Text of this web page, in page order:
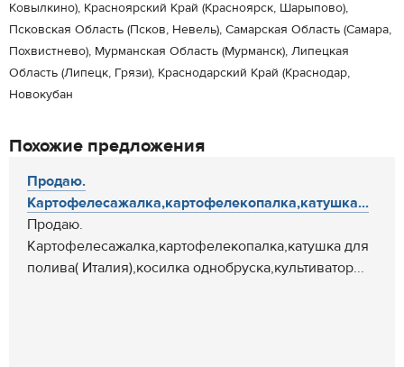
Ковылкино), Красноярский Край (Красноярск, Шарыпово),
Псковская Область (Псков, Невель), Самарская Область (Самара,
Похвистнево), Мурманская Область (Мурманск), Липецкая
Область (Липецк, Грязи), Краснодарский Край (Краснодар,
Новокубан
Похожие предложения
Продаю.
Картофелесажалка,картофелекопалка,катушка...
Продаю.
Картофелесажалка,картофелекопалка,катушка для
полива( Италия),косилка однобруска,культиватор...